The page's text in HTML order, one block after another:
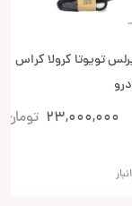
تویوتا کرولا کراس
23,000,000 تومان